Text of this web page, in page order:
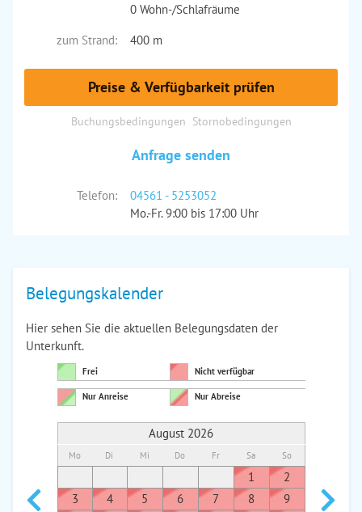
0 Wohn-/Schlafräume
zum Strand:
400 m
Preise & Verfügbarkeit prüfen
Buchungsbedingungen Stornobedingungen
Anfrage senden
Telefon:
04561 - 5253052
Mo.-Fr. 9:00 bis 17:00 Uhr
Belegungskalender
Hier sehen Sie die aktuellen Belegungsdaten der
Unterkunft.
Frei Nicht verfügbar
Nur Anreise Nur Abreise
August 2026
Mo Di Mi Do Fr Sa So
1
2
3
4 5 6 7 8
9
7